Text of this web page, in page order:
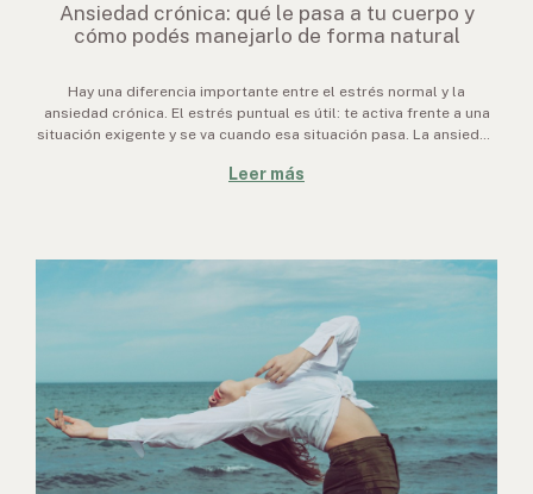
Ansiedad crónica: qué le pasa a tu cuerpo y
cómo podés manejarlo de forma natural
Hay una diferencia importante entre el estrés normal y la
ansiedad crónica. El estrés puntual es útil: te activa frente a una
situación exigente y se va cuando esa situación pasa. La ansiedad
Leer más